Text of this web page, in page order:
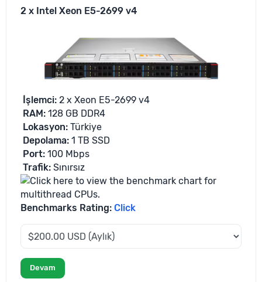
2 x Intel Xeon E5-2699 v4
İşlemci: 2 x Xeon E5-2699 v4
RAM: 128 GB DDR4
Lokasyon: Türkiye
Depolama: 1 TB SSD
Port: 100 Mbps
Trafik: Sınırsız
Benchmarks Rating:Click
Devam